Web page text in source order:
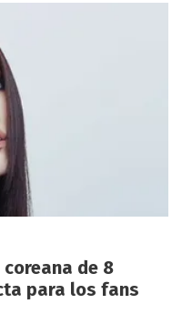
de 8
para los fans